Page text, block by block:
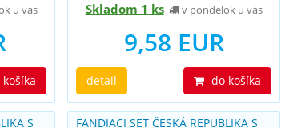
u vás Skladom 1 ks v pondelok u vás
9,58 EUR
detail do košíka
S
FANDIACI SET ČESKÁ REPUBLIKA S